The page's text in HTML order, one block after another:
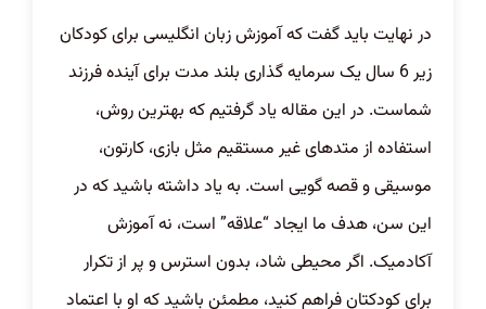
در نهایت باید گفت که آموزش زبان انگلیسی برای کودکان
زیر 6 سال یک سرمایه گذاری بلند مدت برای آینده فرزند
شماست. در این مقاله یاد گرفتیم که بهترین روش،
استفاده از متدهای غیر مستقیم مثل بازی، کارتون،
موسیقی و قصه گویی است. به یاد داشته باشید که در
این سن، هدف ما ایجاد “علاقه” است، نه آموزش
آکادمیک. اگر محیطی شاد، بدون استرس و پر از تکرار
برای کودکتان فراهم کنید، مطمئن باشید که او با اعتماد